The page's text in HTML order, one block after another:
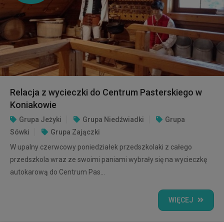
Relacja z wycieczki do Centrum Pasterskiego w
Koniakowie
Grupa Jeżyki Grupa Niedźwiadki
Grupa
Sówki
Grupa Zajączki
W upalny czerwcowy poniedziałek przedszkolaki z całego
przedszkola wraz ze swoimi paniami wybrały się na wycieczkę
autokarową do Centrum Pas...
WIĘCEJ